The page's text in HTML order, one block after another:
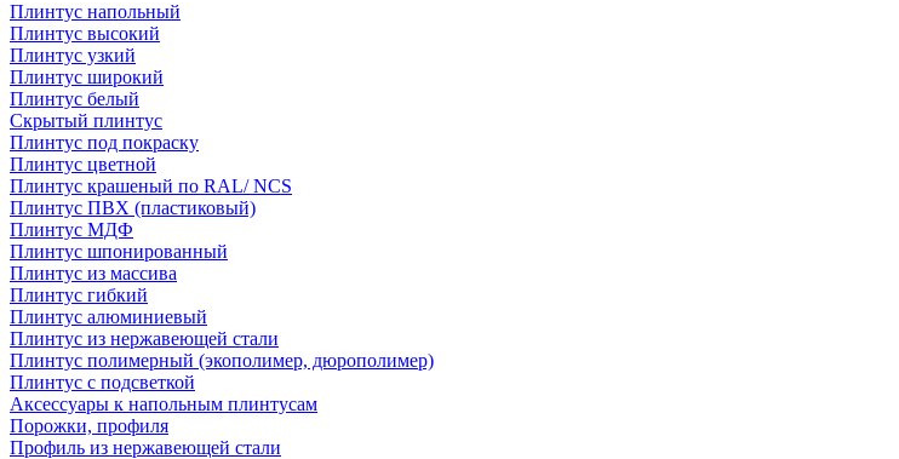
Плинтус напольный
Плинтус высокий
Плинтус узкий
Плинтус широкий
Плинтус белый
Скрытый плинтус
Плинтус под покраску
Плинтус цветной
Плинтус крашеный по RAL/ NCS
Плинтус ПВХ (пластиковый)
Плинтус МДФ
Плинтус шпонированный
Плинтус из массива
Плинтус гибкий
Плинтус алюминиевый
Плинтус из нержавеющей стали
Плинтус полимерный (экополимер, дюрополимер)
Плинтус с подсветкой
Аксессуары к напольным плинтусам
Порожки, профиля
Профиль из нержавеющей стали